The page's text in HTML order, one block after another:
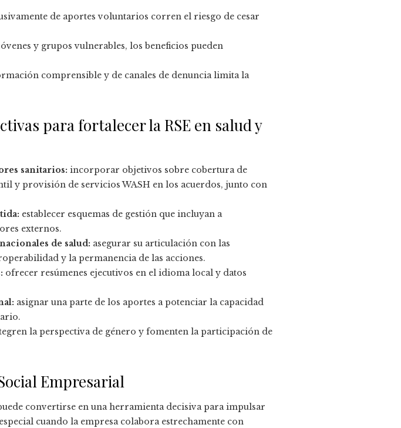
de aportes voluntarios corren el riesgo de cesar
y grupos vulnerables, los beneficios pueden
comprensible y de canales de denuncia limita la
para fortalecer la RSE en salud y
sanitarios: incorporar objetivos sobre cobertura de
y provisión de servicios WASH en los acuerdos, junto con
establecer esquemas de gestión que incluyan a
externos.
de salud: asegurar su articulación con las
y la permanencia de las acciones.
ofrecer resúmenes ejecutivos en el idioma local y datos
asignar una parte de los aportes a potenciar la capacidad
la perspectiva de género y fomenten la participación de
Empresarial
convertirse en una herramienta decisiva para impulsar
cuando la empresa colabora estrechamente con